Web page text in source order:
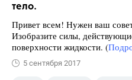
тело.
Привет всем! Нужен ваш
Изобразите силы,
поверхности жидкости. (
5 сентября 2017